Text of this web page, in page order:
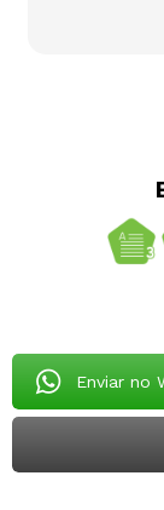
Enviar no